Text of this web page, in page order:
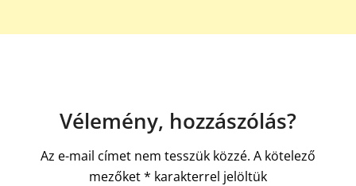
Vélemény, hozzászólás?
Az e-mail címet nem tesszük közzé. A kötelező
mezőket* karakterrel jelöltük